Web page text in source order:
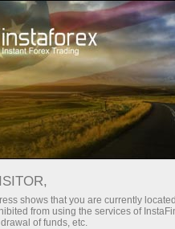
Avec InstaForex,
Spreads
Bonus de 30 %
shows that you are currently
from using the services of
of funds, etc.